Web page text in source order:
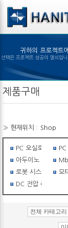
본문 바로가기
귀하의 프로젝트
은 제품의 선택은 프로젝트 성공
제품구매
» 현재위치 : Shop
PC 오실로스코프
아두이노 세상
로봇 시스템
모
DC 전압 레귤레이터